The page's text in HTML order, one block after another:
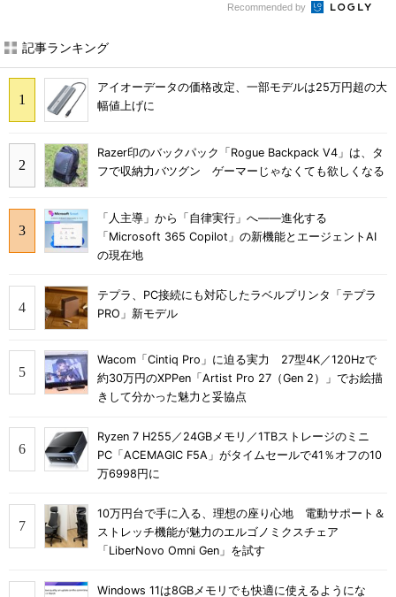
Recommended by
記事ランキング
アイオーデータの価格改定、一部モデルは25万円超の大
幅値上げに
Razer印のバックパック「Rogue Backpack V4」は、タ
フで収納力バツグン ゲーマーじゃなくても欲しくなる
「人主導」から「自律実行」へ――進化する
「Microsoft 365 Copilot」の新機能とエージェントAI
の現在地
テプラ、PC接続にも対応したラベルプリンタ「テプラ
PRO」新モデル
Wacom「Cintiq Pro」に迫る実力 27型4K／120Hzで
約30万円のXPPen「Artist Pro 27（Gen 2）」でお絵描
きして分かった魅力と妥協点
Ryzen 7 H255／24GBメモリ／1TBストレージのミニ
PC「ACEMAGIC F5A」がタイムセールで41％オフの10
万6998円に
10万円台で手に入る、理想の座り心地 電動サポート＆
ストレッチ機能が魅力のエルゴノミクスチェア
「LiberNovo Omni Gen」を試す
Windows 11は8GBメモリでも快適に使えるようにな